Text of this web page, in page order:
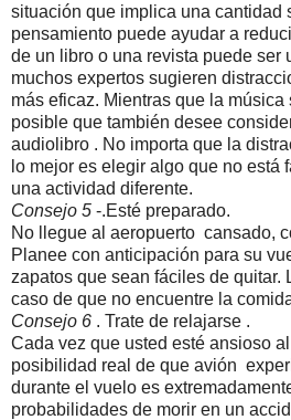
situación que implica una cantidad
pensamiento puede ayudar a
de un libro o una revista puede ser
muchos expertos sugieren
más eficaz. Mientras que la
posible que también desee
audiolibro . No importa que la
lo mejor es elegir algo que no está
una actividad diferente.
Consejo 5 -.Esté preparado.
No llegue al aeropuerto cansado,
Planee con anticipación para su
zapatos que sean fáciles de quitar.
caso de que no encuentre la
Consejo 6 . Trate de relajarse .
Cada vez que usted esté ansioso
posibilidad real de que avión
durante el vuelo es
probabilidades de morir en un